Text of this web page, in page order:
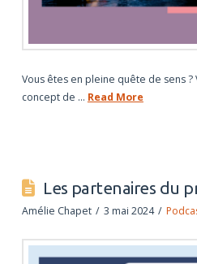
Vous êtes en pleine quête de sens
concept de … Read More
Les partenaires du
Amélie Chapet 3 mai 2024